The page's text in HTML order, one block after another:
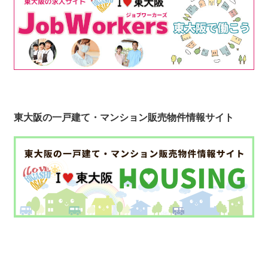
東大阪の一戸建て・マンション販売物件情報サイト